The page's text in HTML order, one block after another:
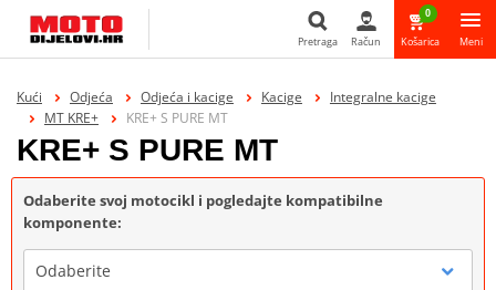
Pretraga
Pretraga Račun
0
Košarica Meni
Kući Odjeća Odjeća i kacige Kacige
Integralne kacige
MT KRE+
KRE+ S PURE MT
KRE+ S PURE MT
Odaberite svoj motocikl i pogledajte kompatibilne
komponente:
Odaberite